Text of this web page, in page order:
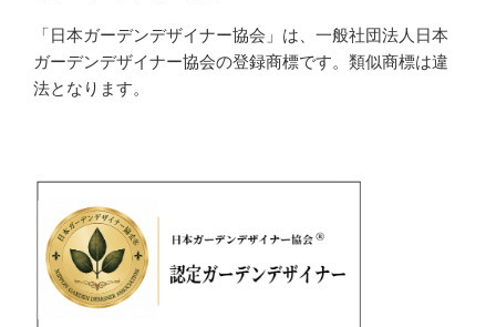
「日本ガーデンデザイナー協会」は、一般社団法人日本
ガーデンデザイナー協会の登録商標です。類似商標は違
法となります。